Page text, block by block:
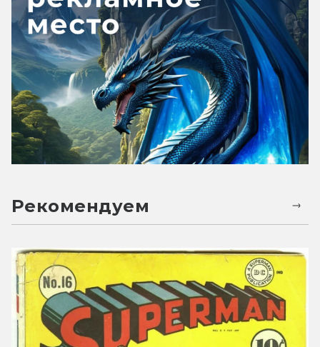
Рекомендуем